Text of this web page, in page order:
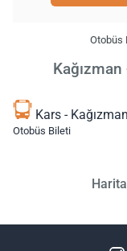
Otobüs
Kars - Kağızman
Otobüs Bileti